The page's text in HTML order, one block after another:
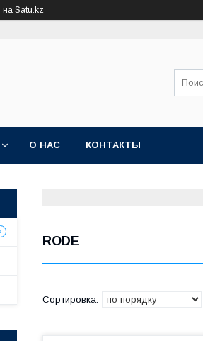
на Satu.kz
О НАС КОНТАКТЫ
RODE